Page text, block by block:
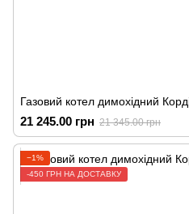
Газовий котел димохідний
21 245.00 грн 21 345.00 грн
−1%
-450 ГРН НА ДОСТАВКУ